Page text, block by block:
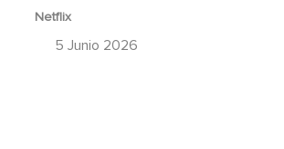
Netflix
5 Junio 2026